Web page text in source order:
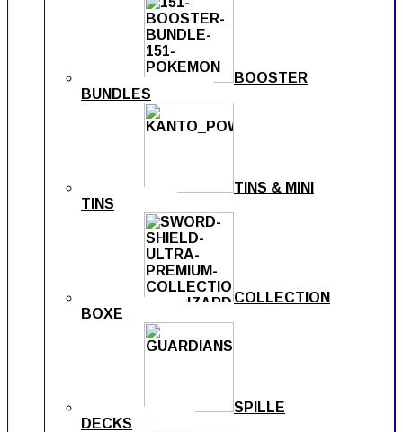
BOOSTER
BUNDLES
TINS & MINI
TINS
COLLECTION
BOXE
SPILLE
DECKS